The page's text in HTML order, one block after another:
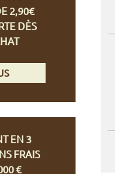
2,90€
DÈS
EN 3
FRAIS
€